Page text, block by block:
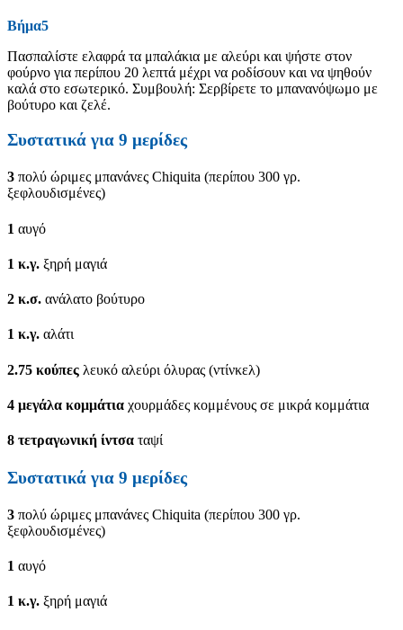
Βήμα5
Πασπαλίστε ελαφρά τα μπαλάκια με αλεύρι και ψήστε στον
φούρνο για περίπου 20 λεπτά μέχρι να ροδίσουν και να ψηθούν
καλά στο εσωτερικό. Συμβουλή: Σερβίρετε το μπανανόψωμο με
βούτυρο και ζελέ.
Συστατικά για 9 μερίδες
3 πολύ ώριμες μπανάνες Chiquita (περίπου 300 γρ.
ξεφλουδισμένες)
1 αυγό
1 κ.γ. ξηρή μαγιά
2 κ.σ. ανάλατο βούτυρο
1 κ.γ. αλάτι
2.75 κούπες λευκό αλεύρι όλυρας (ντίνκελ)
4 μεγάλα κομμάτια χουρμάδες κομμένους σε μικρά κομμάτια
8 τετραγωνική ίντσα ταψί
Συστατικά για 9 μερίδες
3 πολύ ώριμες μπανάνες Chiquita (περίπου 300 γρ.
ξεφλουδισμένες)
1 αυγό
1 κ.γ. ξηρή μαγιά